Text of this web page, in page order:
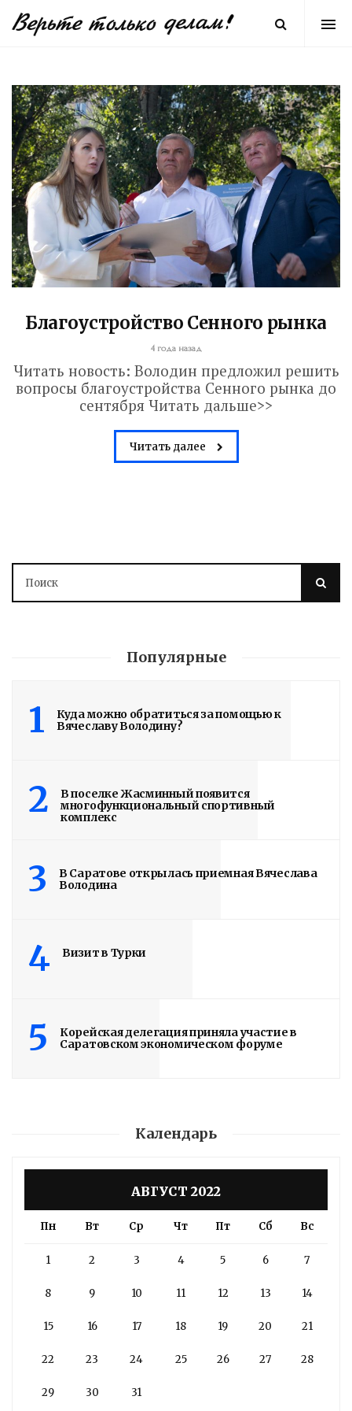
Благоустройство Сенного рынка
4 года назад
Читать новость: Володин предложил решить
вопросы благоустройства Сенного рынка до
сентября Читать дальше>>
Читать далее
Популярные
1
Куда можно обратиться за помощью к
Вячеславу Володину?
2
В поселке Жасминный появится
многофункциональный спортивный
комплекс
3
В Саратове открылась приемная Вячеслава
Володина
4 Визит в Турки
5
Корейская делегация приняла участие в
Саратовском экономическом форуме
Календарь
АВГУСТ 2022
Пн Вт Ср Чт Пт Сб Вс
1 2 3 4 5 6 7
8 9 10 11 12 13 14
15 16 17 18 19 20 21
22 23 24 25 26 27 28
29 30 31
Володин: 31 августа
ЗАВЕРШЕНЫ
артиллерийское командное училище в
Саратове. В настоящее время на
строительство открытого всепогодного
стадиона. Задача – сдать объекты до...